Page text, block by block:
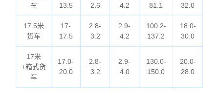
车
13.5
2.6
4.2
81.1
32.0
17.5米
货车
17-
17.5
2.8-
3.2
2.9-
4.2
100.2-
137.2
18.0-
30.0
17米
+箱式货
车
17.0-
20.0
2.8-
3.2
2.9-
4.0
130.0-
150.0
20.0-
28.0